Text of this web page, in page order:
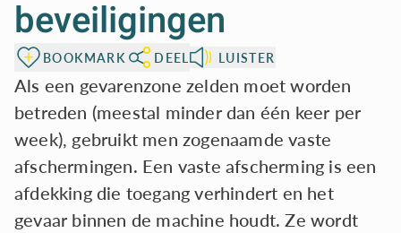
beveiligingen
BOOKMARK DEEL LUISTER
Als een gevarenzone zelden moet worden
betreden (meestal minder dan één keer per
week), gebruikt men zogenaamde vaste
afschermingen. Een vaste afscherming is een
afdekking die toegang verhindert en het
gevaar binnen de machine houdt. Ze wordt